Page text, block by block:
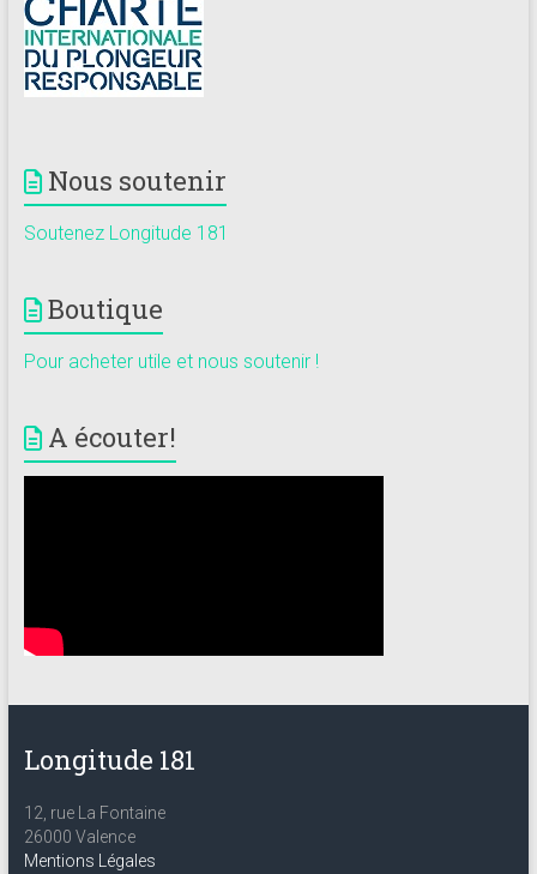
Nous soutenir
Soutenez Longitude 181
Boutique
Pour acheter utile et nous soutenir !
A écouter!
Longitude 181
12, rue La Fontaine
26000 Valence
Mentions Légales